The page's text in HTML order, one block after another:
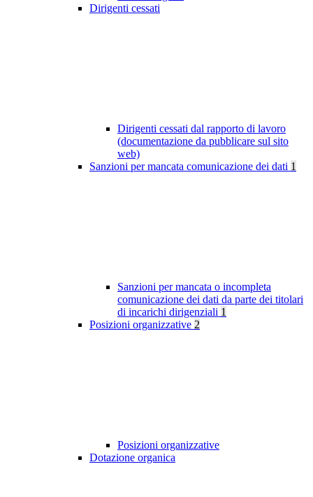
Dirigenti cessati
Dirigenti cessati dal rapporto di lavoro
(documentazione da pubblicare sul sito
web)
Sanzioni per mancata comunicazione dei dati 1
Sanzioni per mancata o incompleta
comunicazione dei dati da parte dei titolari
di incarichi dirigenziali 1
Posizioni organizzative 2
Posizioni organizzative
Dotazione organica